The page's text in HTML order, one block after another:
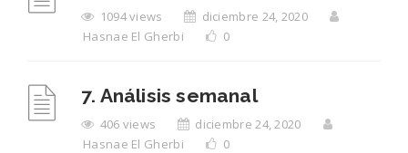
1094 views
diciembre 24, 2020
Hasnae El Gherbi
0
7. Análisis semanal
406 views
diciembre 24, 2020
Hasnae El Gherbi
0